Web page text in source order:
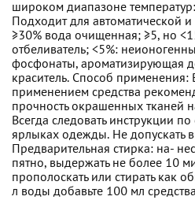
широком диапазоне температур:
Подходит для автоматической
≥30% вода очищенная; ≥5, но
отбеливатель; <5%:
фосфонаты, ароматизирующая
краситель. Способ
применением средства
прочность окрашенных тканей
Всегда следовать инструкции
ярлыках одежды. Не допускать
Предварительная стирка: на-
пятно, выдержать не более 10
прополоскать или стирать как
л воды добавьте 100 мл